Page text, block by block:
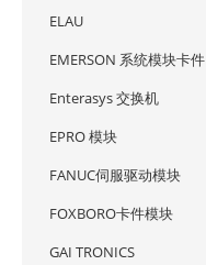
ELAU
EMERSON 系统模块卡件
Enterasys 交换机
EPRO 模块
FANUC伺服驱动模块
FOXBORO卡件模块
GAI TRONICS